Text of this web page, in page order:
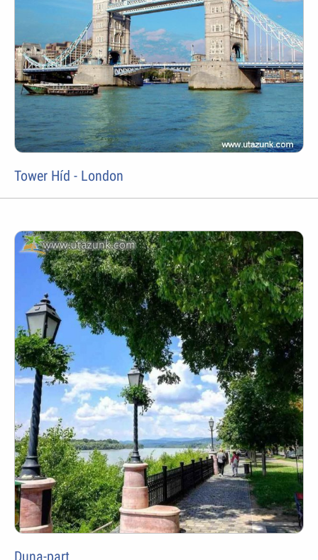
Tower Híd - London
Duna-part